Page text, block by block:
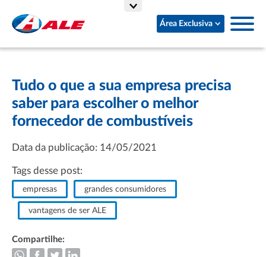
Área Exclusiva
Tudo o que a sua empresa precisa
saber para escolher o melhor
fornecedor de combustíveis
Data da publicação: 14/05/2021
Tags desse post:
empresas grandes consumidores
vantagens de ser ALE
Compartilhe: